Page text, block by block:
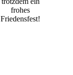
frohes
Friedensfest!